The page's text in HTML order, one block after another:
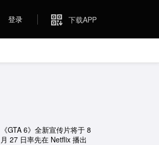
登录 下载APP
《GTA 6》全新宣传片将于 8
月 27 日率先在 Netflix 播出